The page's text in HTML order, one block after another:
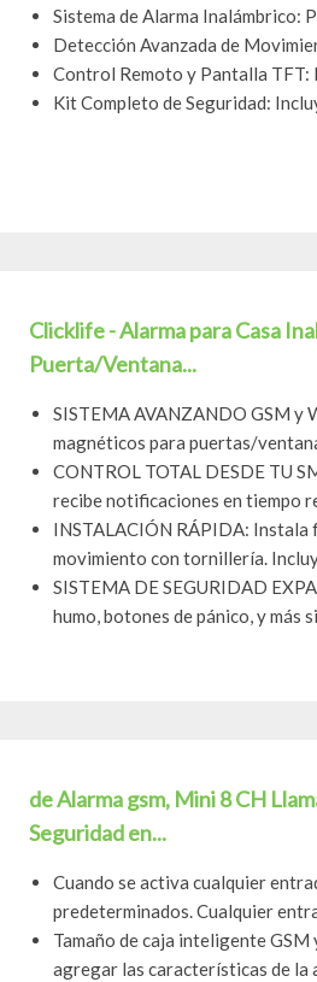
Sistema de Alarma Inalámbrico:
Detección Avanzada de
Control Remoto y Pantalla TFT:
Kit Completo de Seguridad:
Clicklife - Alarma para Casa
Puerta/Ventana...
SISTEMA AVANZANDO GSM y
magnéticos para puertas/
CONTROL TOTAL DESDE TU
recibe notificaciones en tiempo
INSTALACIÓN RÁPIDA:
movimiento con tornillería.
SISTEMA DE SEGURIDAD
humo, botones de pánico, y más
de Alarma gsm, Mini 8 CH
Seguridad en...
Cuando se activa cualquier
predeterminados. Cualquier
Tamaño de caja inteligente
agregar las características de la